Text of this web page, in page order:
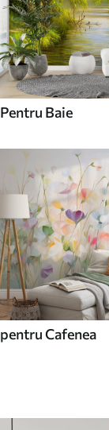
Pentru Baie
pentru Cafenea